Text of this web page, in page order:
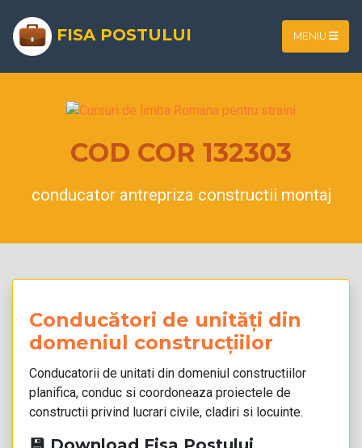
FISA POSTULUI MENIU
COD COR 132303
conducator antrepriza constructii montaj
Conducători de unități din
domeniul construcțiilor
Conducatorii de unitati din domeniul constructiilor
planifica, conduc si coordoneaza proiectele de
constructii privind lucrari civile, cladiri si locuinte.